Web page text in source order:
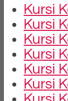
Kursi
Kursi
Kursi
Kursi
Kursi
Kursi